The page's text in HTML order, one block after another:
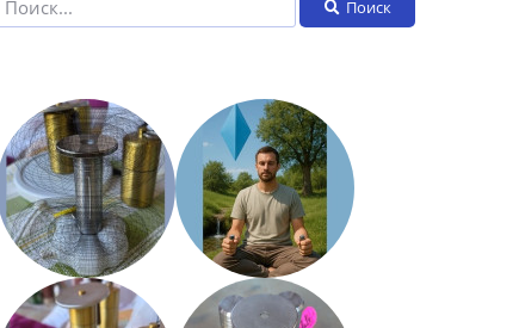
Поиск